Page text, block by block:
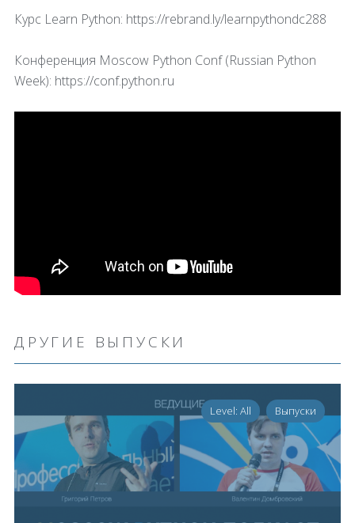
Курс Learn Python: https://rebrand.ly/learnpythondc288
Конференция Moscow Python Conf (Russian Python
Week): https://conf.python.ru
ДРУГИЕ ВЫПУСКИ
Level: All Выпуски